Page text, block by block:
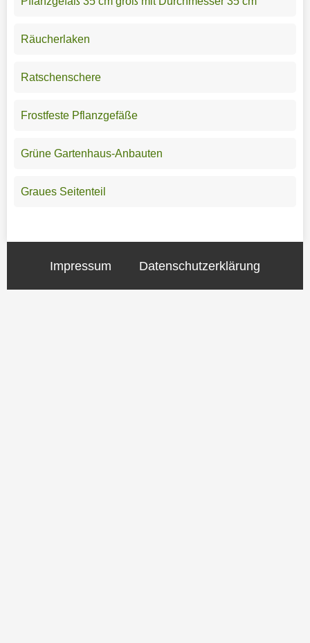
Räucherlaken
Ratschenschere
Frostfeste Pflanzgefäße
Grüne Gartenhaus-Anbauten
Graues Seitenteil
Impressum Datenschutzerklärung